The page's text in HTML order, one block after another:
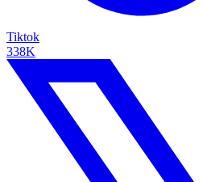
Tiktok
338K